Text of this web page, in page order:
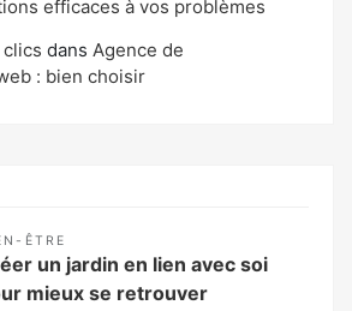
efficaces à vos problèmes
dans Agence de
: bien choisir
ÊTRE
un jardin en lien avec soi
mieux se retrouver